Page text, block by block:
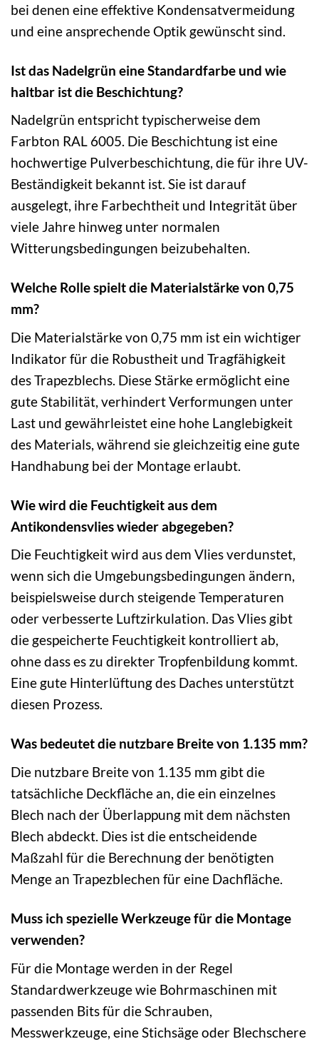
bei denen eine effektive Kondensatvermeidung
und eine ansprechende Optik gewünscht sind.
Ist das Nadelgrün eine Standardfarbe und wie
haltbar ist die Beschichtung?
Nadelgrün entspricht typischerweise dem
Farbton RAL 6005. Die Beschichtung ist eine
hochwertige Pulverbeschichtung, die für ihre UV-
Beständigkeit bekannt ist. Sie ist darauf
ausgelegt, ihre Farbechtheit und Integrität über
viele Jahre hinweg unter normalen
Witterungsbedingungen beizubehalten.
Welche Rolle spielt die Materialstärke von 0,75
mm?
Die Materialstärke von 0,75 mm ist ein wichtiger
Indikator für die Robustheit und Tragfähigkeit
des Trapezblechs. Diese Stärke ermöglicht eine
gute Stabilität, verhindert Verformungen unter
Last und gewährleistet eine hohe Langlebigkeit
des Materials, während sie gleichzeitig eine gute
Handhabung bei der Montage erlaubt.
Wie wird die Feuchtigkeit aus dem
Antikondensvlies wieder abgegeben?
Die Feuchtigkeit wird aus dem Vlies verdunstet,
wenn sich die Umgebungsbedingungen ändern,
beispielsweise durch steigende Temperaturen
oder verbesserte Luftzirkulation. Das Vlies gibt
die gespeicherte Feuchtigkeit kontrolliert ab,
ohne dass es zu direkter Tropfenbildung kommt.
Eine gute Hinterlüftung des Daches unterstützt
diesen Prozess.
Was bedeutet die nutzbare Breite von 1.135 mm?
Die nutzbare Breite von 1.135 mm gibt die
tatsächliche Deckfläche an, die ein einzelnes
Blech nach der Überlappung mit dem nächsten
Blech abdeckt. Dies ist die entscheidende
Maßzahl für die Berechnung der benötigten
Menge an Trapezblechen für eine Dachfläche.
Muss ich spezielle Werkzeuge für die Montage
verwenden?
Für die Montage werden in der Regel
Standardwerkzeuge wie Bohrmaschinen mit
passenden Bits für die Schrauben,
Messwerkzeuge, eine Stichsäge oder Blechschere